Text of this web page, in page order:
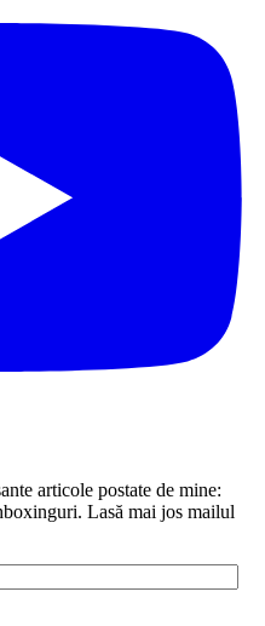
articole postate de mine:
Lasă mai jos mailul